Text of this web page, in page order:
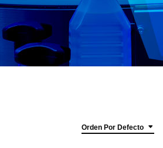
Orden Por Defecto